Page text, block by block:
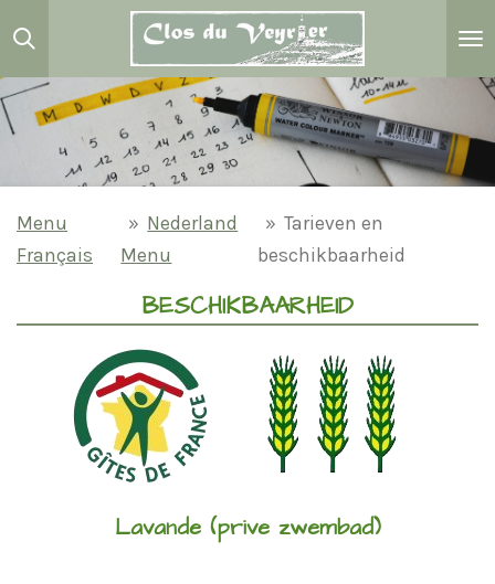
Passer
contenu
principal
Menu
Français
» Nederland
Menu
» Tarieven en
beschikbaarheid
BESCHIKBAARHEID
Lavande (prive zwembad)